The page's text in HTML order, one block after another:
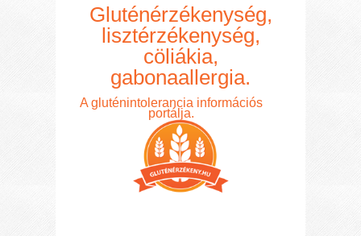
Gluténérzékenység,
lisztérzékenység,
cöliákia,
gabonaallergia.
A gluténintolerancia információs
portálja.